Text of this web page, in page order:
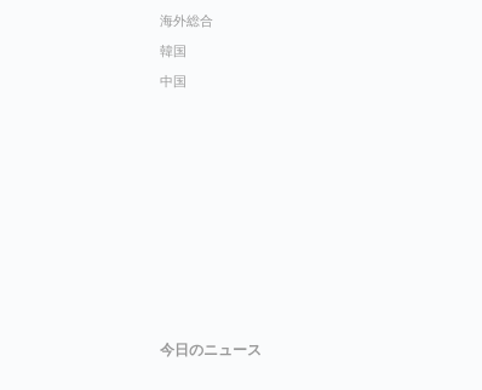
海外総合
韓国
中国
今日のニュース